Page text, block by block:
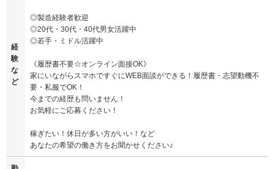
経
験
な
ど
◎製造経験者歓迎
◎20代・30代・40代男女活躍中
◎若手・ミドル活躍中
《履歴書不要☆オンライン面接OK》
家にいながらスマホですぐにWEB面談ができる！履歴書・志望動機不
要・私服でOK！
今までの経歴も問いません！
お気軽にご応募ください！
稼ぎたい！休日が多い方がいい！など
あなたの希望の働き方をお聞かせください♪